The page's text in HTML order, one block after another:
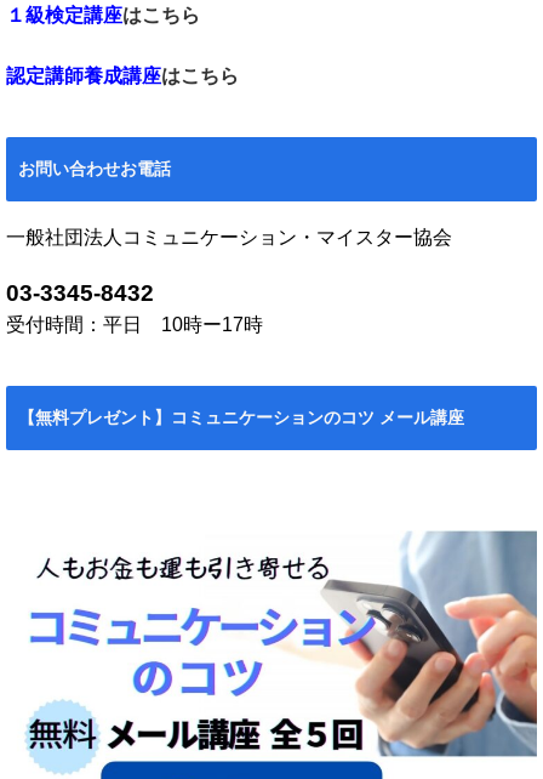
１級検定講座はこちら
認定講師養成講座はこちら
お問い合わせお電話
一般社団法人コミュニケーション・マイスター協会
03-3345-8432
受付時間：平日 10時ー17時
【無料プレゼント】コミュニケーションのコツ メール講座